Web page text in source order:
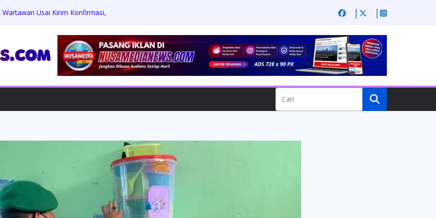
Usai Kirim Konfirmasi,
ke Kejaksaan Negeri Denpasar
Pelepasan Purna Tugas Danramil,
Dokter Anti-Aging Solo yang
Dibayar, Buruh Tunas Sawit PTPN
Upah